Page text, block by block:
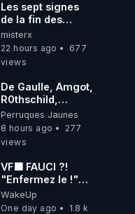
Les sept signes
de la fin des
temps selon
l’intervenant
misterx
22 hours ago
677
views
De Gaulle, Amgot,
R0thschild,
Macron &
Pompidou…
Macron Claude
X 2024
Perruques Jaunes
8 hours ago
277
views
VF🟩 FAUCI ?!
"Enfermez le !"
(Lock him up!) -
Quartz Traduction
WakeUp
One day ago
1.8 k